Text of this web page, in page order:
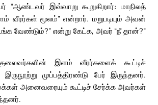
“ஆண்டவர் இவ்வாறு கூறுகிறார்: மாநிலத்
வீரர்கள் மூலம்” என்றார். மறுபடியும் அவன்
வேண்டும்?” என்று கேட்க, அவர் “நீ தான்?”
இளம் வீரர்களைக் கூட்டிச்
முப்பத்திரண்டு பேர் இருந்தனர்.
அனைவரையும் கூட்டிச் சேர்க்க அவர்கள்